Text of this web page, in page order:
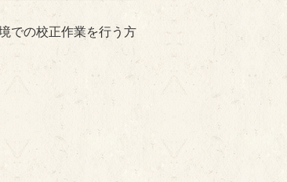
での校正作業を行う方